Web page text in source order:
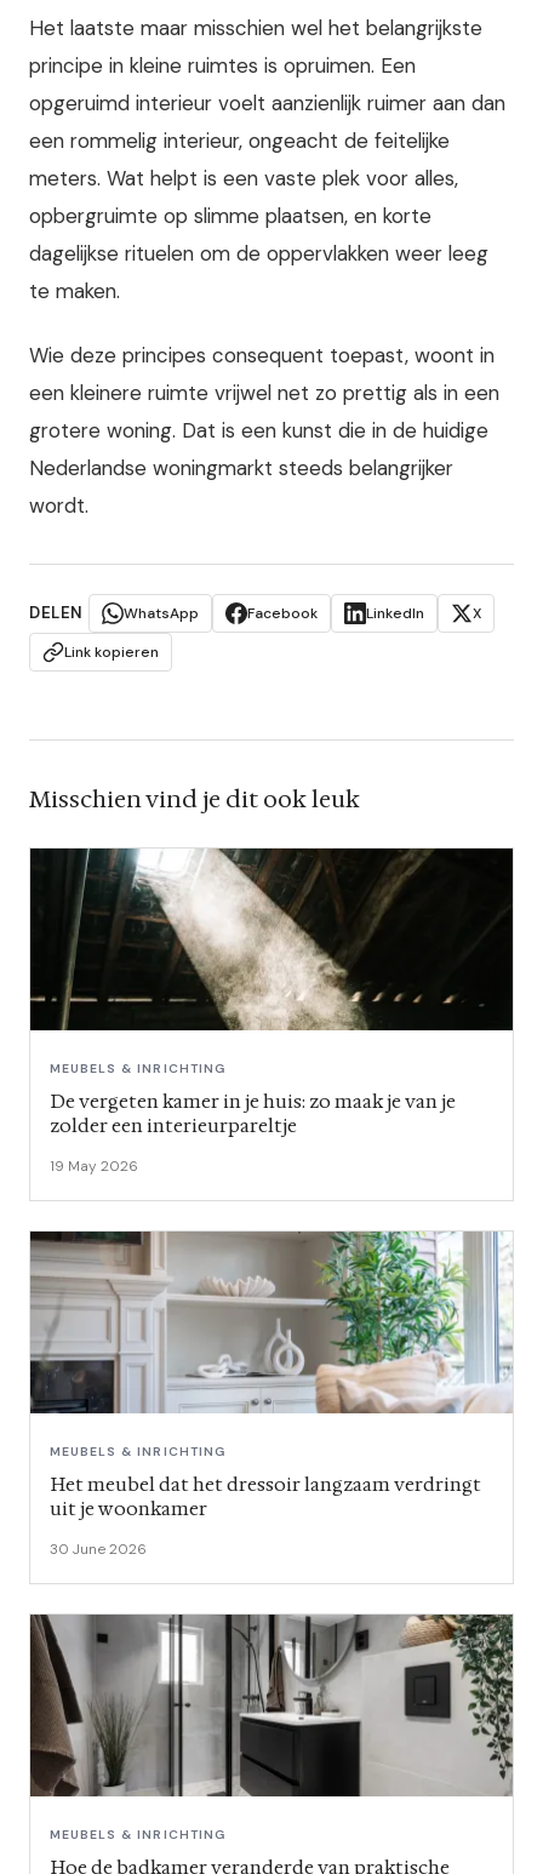
Het laatste maar misschien wel het belangrijkste
principe in kleine ruimtes is opruimen. Een
opgeruimd interieur voelt aanzienlijk ruimer aan dan
een rommelig interieur, ongeacht de feitelijke
meters. Wat helpt is een vaste plek voor alles,
opbergruimte op slimme plaatsen, en korte
dagelijkse rituelen om de oppervlakken weer leeg
te maken.
Wie deze principes consequent toepast, woont in
een kleinere ruimte vrijwel net zo prettig als in een
grotere woning. Dat is een kunst die in de huidige
Nederlandse woningmarkt steeds belangrijker
wordt.
DELEN WhatsApp Facebook LinkedIn
X
Link kopieren
Misschien vind je dit ook leuk
MEUBELS & INRICHTING
De vergeten kamer in je huis: zo maak je van je
zolder een interieurpareltje
19 May 2026
MEUBELS & INRICHTING
Het meubel dat het dressoir langzaam verdringt
uit je woonkamer
30 June 2026
MEUBELS & INRICHTING
Hoe de badkamer veranderde van praktische